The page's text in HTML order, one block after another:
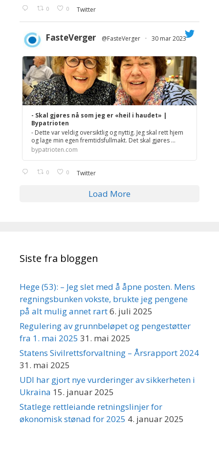
0 0 Twitter
;
FasteVerger @FasteVerger · 30 mar 2023
- Skal gjøres nå som jeg er «heil i haudet» |
Bypatrioten
- Dette var veldig oversiktlig og nyttig. Jeg skal rett hjem
og lage min egen fremtidsfullmakt. Det skal gjøres ...
bypatrioten.com
0 0 Twitter
Load More
Siste fra bloggen
Hege (53): – Jeg slet med å åpne posten. Mens
regningsbunken vokste, brukte jeg pengene
på alt mulig annet rart6. juli 2025
Regulering av grunnbeløpet og pengestøtter
fra 1. mai 2025 31. mai 2025
Statens Sivilrettsforvaltning – Årsrapport 2024
31. mai 2025
UDI har gjort nye vurderinger av sikkerheten i
Ukraina 15. januar 2025
Statlege rettleiande retningslinjer for
økonomisk stønad for 2025 4. januar 2025